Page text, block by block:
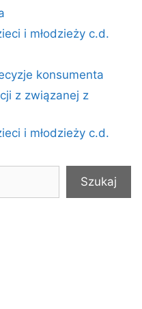
i młodzieży c.d.
konsumenta
z związanej z
i młodzieży c.d.
Szukaj